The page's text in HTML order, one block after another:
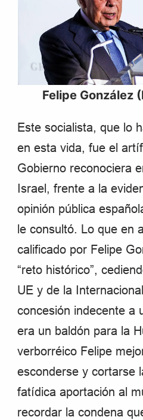
Felipe González
Este socialista, que lo
en esta vida, fue el
Gobierno reconociera
Israel, frente a la
opinión pública
le consultó. Lo que en
calificado por Felipe
“reto histórico”,
UE y de la
concesión indecente a
era un baldón para la
verborréico Felipe
esconderse y cortarse
fatídica aportación al
recordar la condena